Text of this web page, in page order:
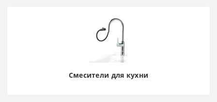
Смесители для кухни